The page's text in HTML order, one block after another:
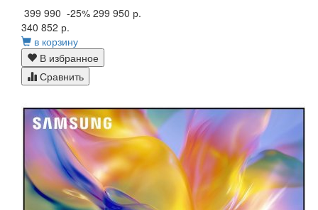
399 990 -25% 299 950 р.
340 852 р.
в корзину
В избранное
Сравнить